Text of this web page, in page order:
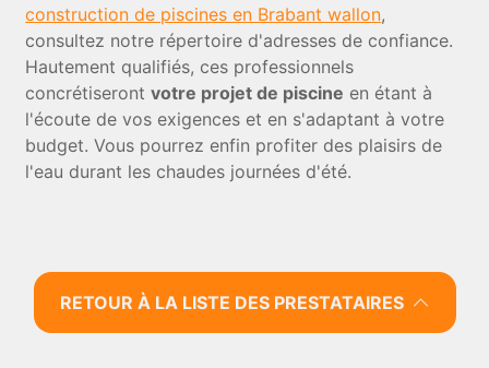
construction de piscines en Brabant wallon,
consultez notre répertoire d'adresses de confiance.
Hautement qualifiés, ces professionnels
concrétiserontvotre projet de piscine en étant à
l'écoute de vos exigences et en s'adaptant à votre
budget. Vous pourrez enfin profiter des plaisirs de
l'eau durant les chaudes journées d'été.
RETOUR À LA LISTE DES PRESTATAIRES